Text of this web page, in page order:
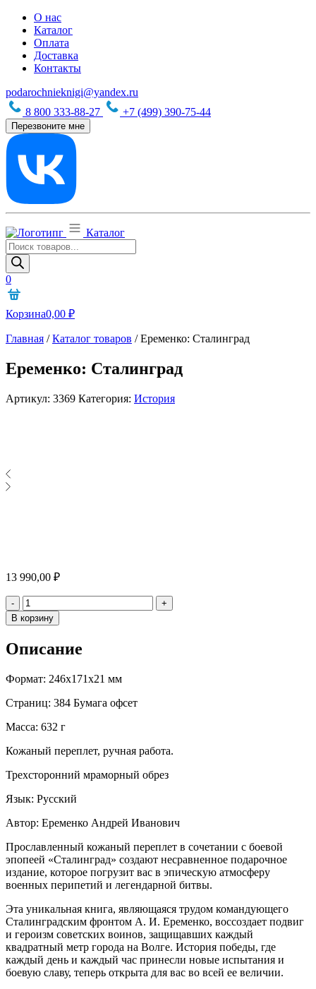
О нас
Каталог
Оплата
Доставка
Контакты
podarochnieknigi@yandex.ru
8 800 333-88-27
+7 (499) 390-75-44
Перезвоните мне
Каталог
Поиск
товаров
0
Корзина0,00 ₽
Главная /Каталог товаров /Еременко: Сталинград
Еременко: Сталинград
Артикул: 3369 Категория: История
13 990,00 ₽
- Количество
+
В корзину
Описание
Формат: 246x171x21 мм
Страниц: 384 Бумага офсет
Масса: 632 г
Кожаный переплет, ручная работа.
Трехсторонний мраморный обрез
Язык: Русский
Автор: Еременко Андрей Иванович
Прославленный кожаный переплет в сочетании с боевой
эпопеей «Сталинград» создают несравненное подарочное
издание, которое погрузит вас в эпическую атмосферу
военных перипетий и легендарной битвы.
Эта уникальная книга, являющаяся трудом командующего
Сталинградским фронтом А. И. Еременко, воссоздает подвиг
и героизм советских воинов, защищавших каждый
квадратный метр города на Волге. История победы, где
каждый день и каждый час принесли новые испытания и
боевую славу, теперь открыта для вас во всей ее величии.